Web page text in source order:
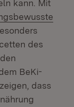
kann. Mit
des
BeKi-
dass